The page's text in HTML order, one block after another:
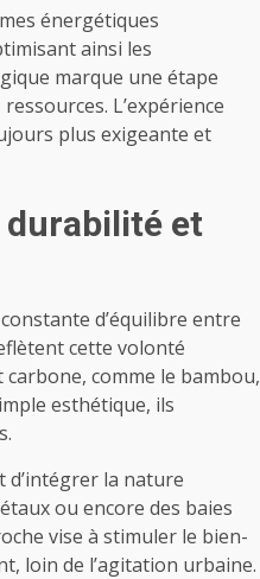
énergétiques
ainsi les
marque une étape
L’expérience
plus exigeante et
et
d’équilibre entre
cette volonté
comme le bambou,
esthétique, ils
d’intégrer la nature
ou encore des baies
vise à stimuler le bien-
loin de l’agitation urbaine.